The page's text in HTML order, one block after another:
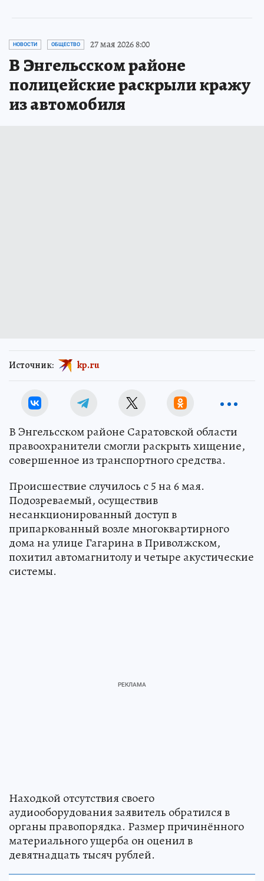
НОВОСТИ ОБЩЕСТВО 27 мая 2026 8:00
В Энгельсском районе
полицейские раскрыли кражу
из автомобиля
Источник: kp.ru
В Энгельсском районе Саратовской области
правоохранители смогли раскрыть хищение,
совершенное из транспортного средства.
Происшествие случилось с 5 на 6 мая.
Подозреваемый, осуществив
несанкционированный доступ в
припаркованный возле многоквартирного
дома на улице Гагарина в Приволжском,
похитил автомагнитолу и четыре акустические
системы.
Находкой отсутствия своего
аудиооборудования заявитель обратился в
органы правопорядка. Размер причинённого
материального ущерба он оценил в
девятнадцать тысяч рублей.